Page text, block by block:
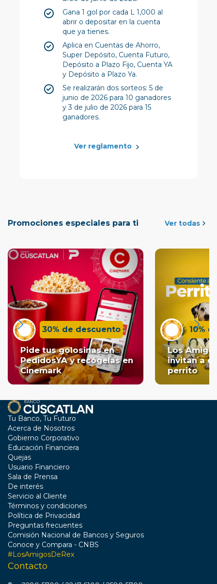
Gana 1 gol por cada L 1,000 al
abrir o depositar en la cuenta
que ya tienes.
Aplica en Cuentas de Ahorro,
Super Depósito, Cuenta Futuro,
Depósito a Plazo Fijo, Cuenta YA
y Depósito a Plazo Ya.
Se realizarán dos sorteos: 5 de
junio de 2026 para 10 ganadores
y 3 de julio de 2026 para 15
ganadores.
Ver reglamento
Promociones especiales para ti Ver todas
30% de descuento
Pide tus golosinas en
PedidosYA y recógelas en
Cinemark
10%
Los
invitan a
perrito
Tu Banco, Tu Futuro
Acerca de Nosotros
Gobierno Corporativo
Educación Financiera
Quejas
Usuario Financiero
Sala de Prensa
De interés
Servicio al Cliente
Términos y condiciones
Política de Privacidad
Preguntas frecuentes
Comisión Nacional de Bancos y Seguros
Conoce y Compara - CNBS
#LosAmigosDeRex
Contacto